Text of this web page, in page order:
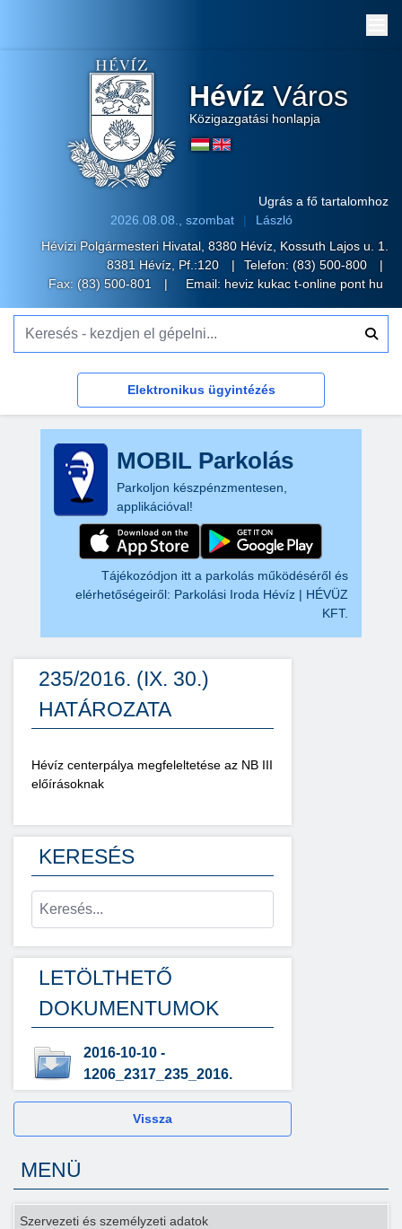
Hévíz Város
Közigazgatási honlapja
Ugrás a fő tartalomhoz
2026.08.08., szombat
László
Hévízi Polgármesteri Hivatal, 8380 Hévíz, Kossuth Lajos u. 1.
8381 Hévíz, Pf.:120
Telefon: (83) 500-800
Fax: (83) 500-801
Email: heviz kukac t-online pont hu
Elektronikus ügyintézés
MOBIL Parkolás
Parkoljon készpénzmentesen,
applikációval!
Tájékozódjon itt a parkolás működéséről és
elérhetőségeiről: Parkolási Iroda Hévíz | HÉVÜZ
KFT.
235/2016. (IX. 30.)
HATÁROZATA
Hévíz centerpálya megfeleltetése az NB III
előírásoknak
KERESÉS
LETÖLTHETŐ
DOKUMENTUMOK
2016-10-10 -
1206_2317_235_2016.
Vissza
MENÜ
Szervezeti és személyzeti adatok